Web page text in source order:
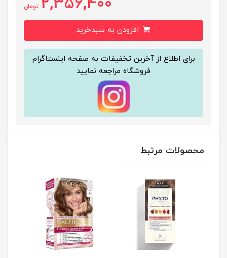
تومان
برای اطلاع از آخرین تخفیفات به صفحه اینستاگرام
فروشگاه مراجعه نمایید
محصولات مرتبط